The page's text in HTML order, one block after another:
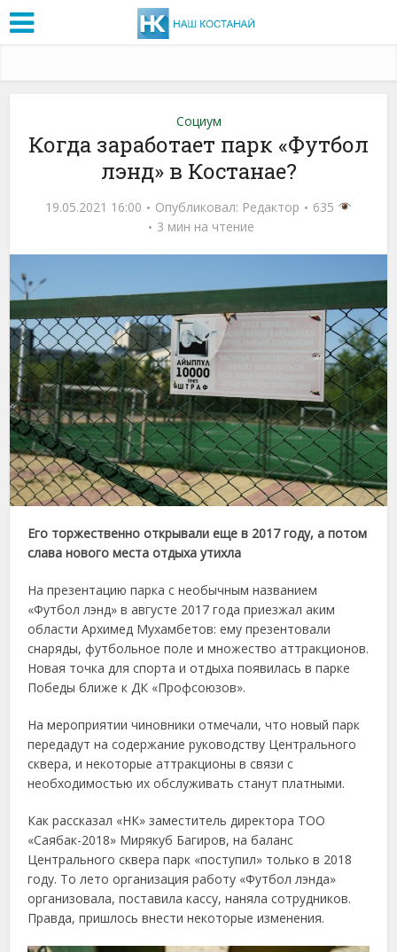
Социум
Когда заработает парк «Футбол
лэнд» в Костанае?
19.05.2021 16:00 Опубликовал: Редактор
635
3 мин на чтение
Его торжественно открывали еще в 2017 году, а потом
слава нового места отдыха утихла
На презентацию парка с необычным названием
«Футбол лэнд» в августе 2017 года приезжал аким
области Архимед Мухамбетов: ему презентовали
снаряды, футбольное поле и множество аттракционов.
Новая точка для спорта и отдыха появилась в парке
Победы ближе к ДК «Профсоюзов».
На мероприятии чиновники отмечали, что новый парк
передадут на содержание руководству Центрального
сквера, и некоторые аттракционы в связи с
необходимостью их обслуживать станут платными.
Как рассказал «НК» заместитель директора ТОО
«Саябак-2018» Мирякуб Багиров, на баланс
Центрального сквера парк «поступил» только в 2018
году. То лето организация работу «Футбол лэнда»
организовала, поставила кассу, наняла сотрудников.
Правда, пришлось внести некоторые изменения.